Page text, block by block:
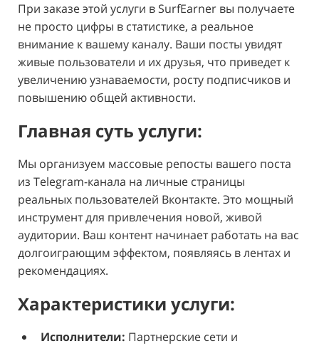
При заказе этой услуги в SurfEarner вы получаете
не просто цифры в статистике, а реальное
внимание к вашему каналу. Ваши посты увидят
живые пользователи и их друзья, что приведет к
увеличению узнаваемости, росту подписчиков и
повышению общей активности.
Главная суть услуги:
Мы организуем массовые репосты вашего поста
из Telegram-канала на личные страницы
реальных пользователей Вконтакте. Это мощный
инструмент для привлечения новой, живой
аудитории. Ваш контент начинает работать на вас
долгоиграющим эффектом, появляясь в лентах и
рекомендациях.
Характеристики услуги:
Исполнители: Партнерские сети и